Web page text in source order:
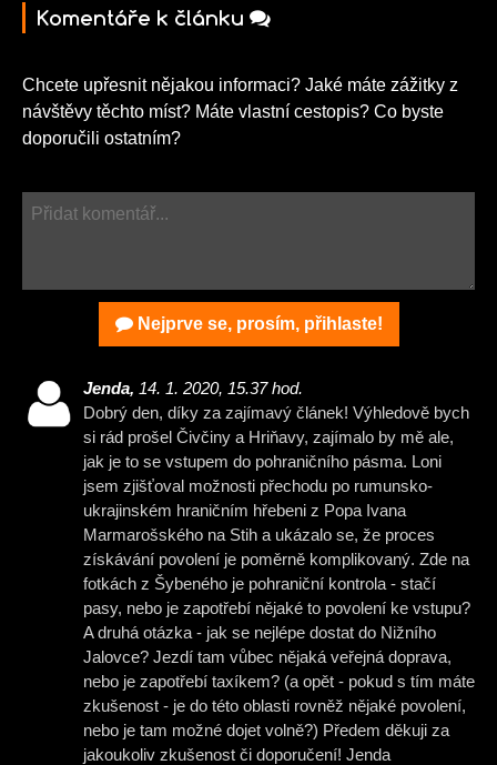
Komentáře k článku
Chcete upřesnit nějakou informaci? Jaké máte zážitky z
návštěvy těchto míst? Máte vlastní cestopis? Co byste
doporučili ostatním?
Nejprve se, prosím, přihlaste!
Jenda, 14. 1. 2020, 15.37 hod.
Dobrý den, díky za zajímavý článek! Výhledově bych
si rád prošel Čivčiny a Hriňavy, zajímalo by mě ale,
jak je to se vstupem do pohraničního pásma. Loni
jsem zjišťoval možnosti přechodu po rumunsko-
ukrajinském hraničním hřebeni z Popa Ivana
Marmarošského na Stih a ukázalo se, že proces
získávání povolení je poměrně komplikovaný. Zde na
fotkách z Šybeného je pohraniční kontrola - stačí
pasy, nebo je zapotřebí nějaké to povolení ke vstupu?
A druhá otázka - jak se nejlépe dostat do Nižního
Jalovce? Jezdí tam vůbec nějaká veřejná doprava,
nebo je zapotřebí taxíkem? (a opět - pokud s tím máte
zkušenost - je do této oblasti rovněž nějaké povolení,
nebo je tam možné dojet volně?) Předem děkuji za
jakoukoliv zkušenost či doporučení! Jenda